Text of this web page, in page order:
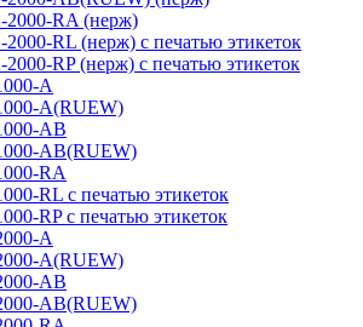
2000-RA (нерж)
RL (нерж) с печатью этикеток
RP (нерж) с печатью этикеток
A
A(RUEW)
AB
AB(RUEW)
RA
RL с печатью этикеток
RP с печатью этикеток
A
A(RUEW)
AB
AB(RUEW)